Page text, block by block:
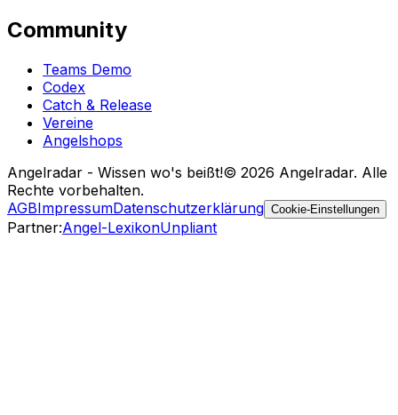
Community
Teams Demo
Codex
Catch & Release
Vereine
Angelshops
Angelradar - Wissen wo's beißt!© 2026 Angelradar. Alle
Rechte vorbehalten.
AGBImpressumDatenschutzerklärung Cookie-Einstellungen
Partner:Angel-LexikonUnpliant